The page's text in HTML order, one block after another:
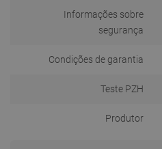
Informações sobre
segurança
Condições de garantia
Teste PZH
Produtor